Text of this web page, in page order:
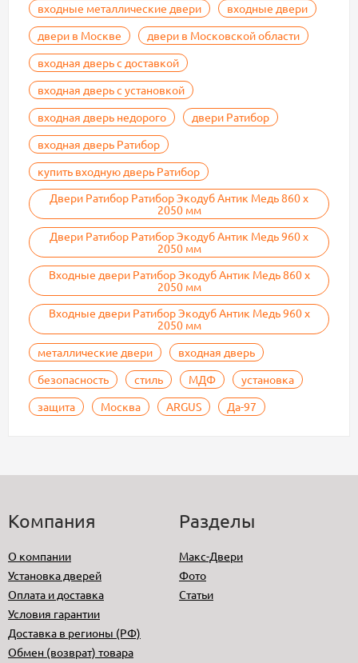
входные металлические двери
входные двери
двери в Москве
двери в Московской области
входная дверь с доставкой
входная дверь с установкой
входная дверь недорого
двери Ратибор
входная дверь Ратибор
купить входную дверь Ратибор
Двери Ратибор Ратибор Экодуб Антик Медь 860 х
2050 мм
Двери Ратибор Ратибор Экодуб Антик Медь 960 х
2050 мм
Входные двери Ратибор Экодуб Антик Медь 860 х
2050 мм
Входные двери Ратибор Экодуб Антик Медь 960 х
2050 мм
металлические двери
входная дверь
безопасность
стиль МДФ
установка
защита
Москва ARGUS Да-97
Компания
О компании
Установка дверей
Оплата и доставка
Условия гарантии
Доставка в регионы (РФ)
Обмен (возврат) товара
Разделы
Макс-Двери
Фото
Статьи